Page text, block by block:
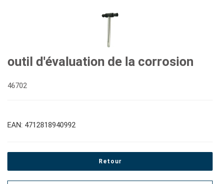
outil d'évaluation de la corrosion
46702
EAN: 4712818940992
Retour